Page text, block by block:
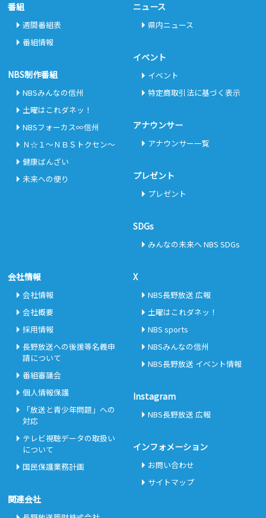
番組
週間番組表
番組情報
NBS制作番組
NBSみんなの信州
土曜はこれダネッ！
NBSフォーカス∞信州
Ｎ☆１～ＮＢＳトクセン～
健康ばんざい
未来への便り
ニュース
県内ニュース
イベント
イベント
特定商取引法に基づく表示
アナウンサー
アナウンサー一覧
プレゼント
プレゼント
SDGs
みんなの未来へ NBS SDGs
会社情報
会社情報
会社概要
採用情報
長野放送への後援等名義申
請について
番組審議会
個人情報保護
「放送と青少年問題」への
対応
テレビ視聴データの取扱い
について
国民保護業務計画
関連会社
X
NBS長野放送 広報
土曜はこれダネッ！
NBS sports
NBSみんなの信州
NBS長野放送 イベント情報
Instagram
NBS長野放送 広報
インフォメーション
お問い合わせ
サイトマップ